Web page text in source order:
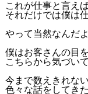
これが仕事と言え
それだけでは僕は
やって当然なんだよ
僕はお客さんの目
こちらから気づい
今まで数えきれな
色々な話をしてき